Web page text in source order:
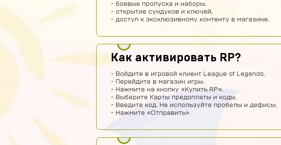
- боевые пропуска и наборы,
- открытие сундуков и ключей,
- доступ к эксклюзивному контенту в магазине.
Как активировать RP?
- Войдите в игровой клиент League of Legends.
- Перейдите в магазин игры.
- Нажмите на кнопку «Купить RP».
- Выберите Карты предоплаты и коды.
- Введите код. Не используйте пробелы и дефисы.
- Нажмите «Отправить».